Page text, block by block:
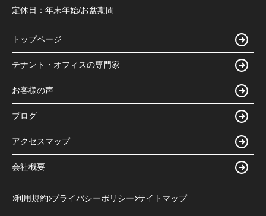
定休日： 年末年始/お盆期間
トップページ
テナント・オフィスの専門家
お客様の声
ブログ
アクセスマップ
会社概要
利用規約 プライバシーポリシー サイトマップ